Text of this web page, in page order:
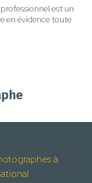
est un
en évidence toute
à